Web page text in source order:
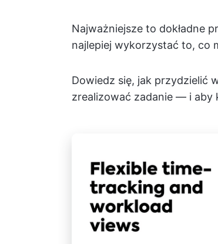
Najważniejsze to dokładne
najlepiej wykorzystać to, co
Dowiedz się, jak przydzielić
zrealizować zadanie — i aby